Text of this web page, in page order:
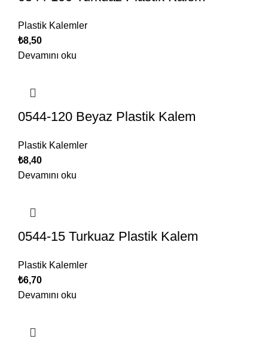
Plastik Kalemler
₺8,50
Devamını oku
0544-120 Beyaz Plastik Kalem
Plastik Kalemler
₺8,40
Devamını oku
0544-15 Turkuaz Plastik Kalem
Plastik Kalemler
₺6,70
Devamını oku